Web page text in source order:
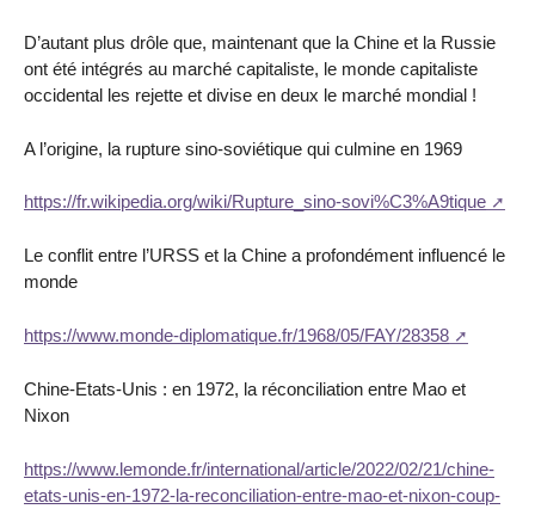
D’autant plus drôle que, maintenant que la Chine et la Russie
ont été intégrés au marché capitaliste, le monde capitaliste
occidental les rejette et divise en deux le marché mondial !
A l’origine, la rupture sino-soviétique qui culmine en 1969
https://fr.wikipedia.org/wiki/Rupture_sino-sovi%C3%A9tique
Le conflit entre l’URSS et la Chine a profondément influencé le
monde
https://www.monde-diplomatique.fr/1968/05/FAY/28358
Chine-Etats-Unis : en 1972, la réconciliation entre Mao et
Nixon
https://www.lemonde.fr/international/article/2022/02/21/chine-
etats-unis-en-1972-la-reconciliation-entre-mao-et-nixon-coup-